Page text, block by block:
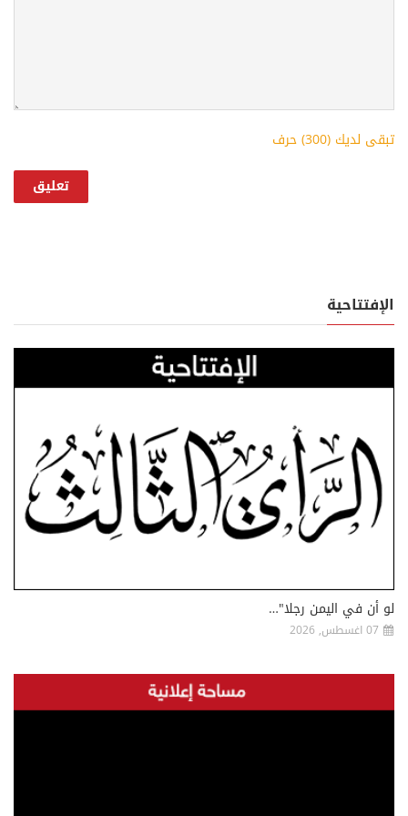
تبقى لديك (300) حرف
الإفتتاحية
لو أن في اليمن رجلا"…
07 اغسطس, 2026